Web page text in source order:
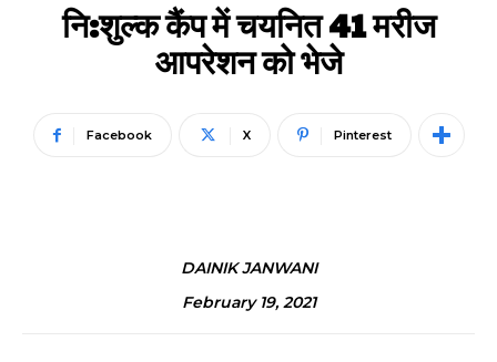
नि:शुल्क कैंप में चयनित 41 मरीज
आपरेशन को भेजे
Facebook X Pinterest
DAINIK JANWANI
February 19, 2021